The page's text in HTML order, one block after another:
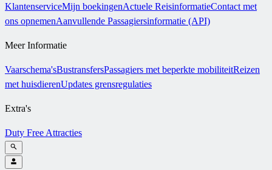
KlantenserviceMijn boekingenActuele ReisinformatieContact met
ons opnemenAanvullende Passagiersinformatie (API)
Meer Informatie
Vaarschema'sBustransfersPassagiers met beperkte mobiliteitReizen
met huisdierenUpdates grensregulaties
Extra's
Duty Free Attracties